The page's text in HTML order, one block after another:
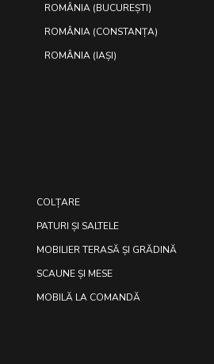
COLȚARE
PATURI ȘI SALTELE
MOBILIER TERASĂ ȘI GRĂDINĂ
SCAUNE ȘI MESE
MOBILĂ LA COMANDĂ
ROMÂNIA (BUCUREȘTI)
ROMÂNIA (CONSTANȚA)
ROMÂNIA (IAȘI)